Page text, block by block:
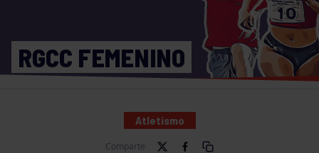
RGCC FEMENINO
Atletismo
Comparte